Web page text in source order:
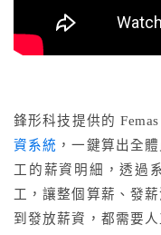
鋒形科技提供的
資系統 ，一鍵算出全
工的薪資明細，透過
工，讓整個算薪、發
到發放薪資，都需要